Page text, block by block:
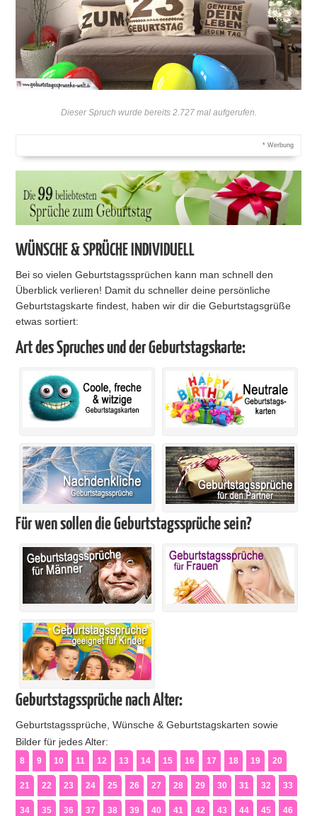
Dieser Spruch wurde bereits 2.727 mal aufgerufen.
* Werbung
WÜNSCHE & SPRÜCHE INDIVIDUELL
Bei so vielen Geburtstagssprüchen kann man schnell den
Überblick verlieren! Damit du schneller deine persönliche
Geburtstagskarte findest, haben wir dir die Geburtstagsgrüße
etwas sortiert:
Art des Spruches und der Geburtstagskarte:
Für wen sollen die Geburtstagssprüche sein?
Geburtstagssprüche nach Alter:
Geburtstagssprüche, Wünsche & Geburtstagskarten sowie
Bilder für jedes Alter:
8 9 10 11 12 13 14 15 16 17 18 19 20
21 22 23 24 25 26 27 28 29 30 31 32 33
34 35 36 37 38 39 40 41 42 43 44 45 46